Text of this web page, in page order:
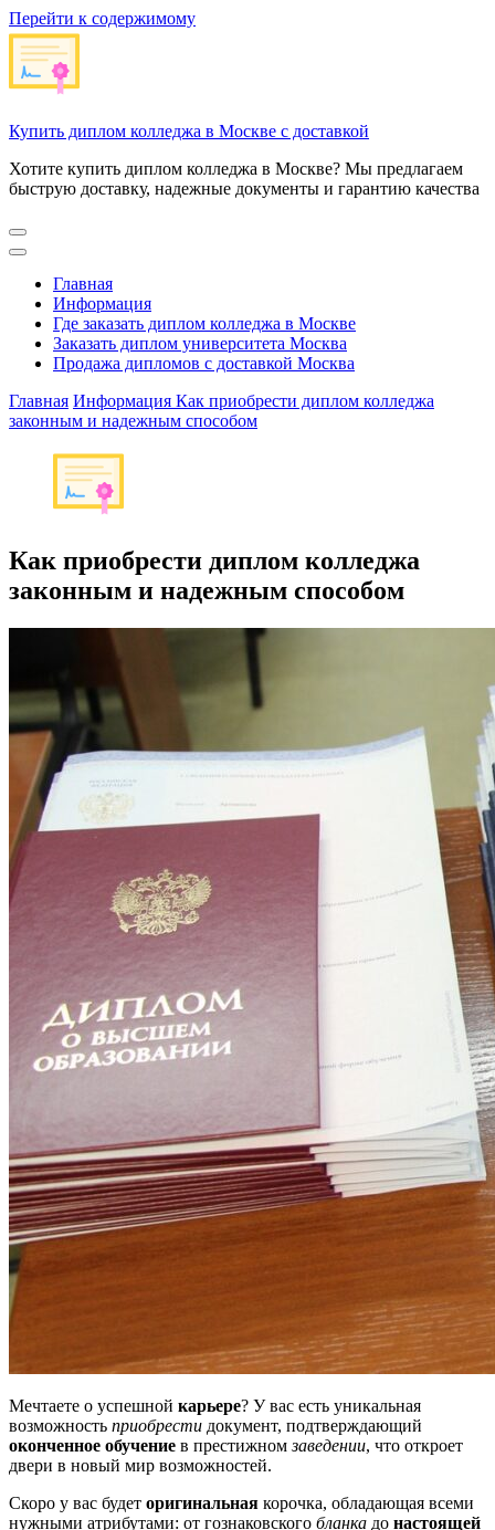
Перейти к содержимому
Купить диплом колледжа в Москве с доставкой
Хотите купить диплом колледжа в Москве? Мы предлагаем
быструю доставку, надежные документы и гарантию качества
Главная
Информация
Где заказать диплом колледжа в Москве
Заказать диплом университета Москва
Продажа дипломов с доставкой Москва
Главная Информация Как приобрести диплом колледжа
законным и надежным способом
Как приобрести диплом колледжа
законным и надежным способом
Мечтаете о успешной карьере? У вас есть уникальная
возможность приобрести документ, подтверждающий
оконченное обучение в престижномзаведении, что откроет
двери в новый мир возможностей.
Скоро у вас будет оригинальная корочка, обладающая всеми
нужными атрибутами: от гознаковского бланка до настоящей